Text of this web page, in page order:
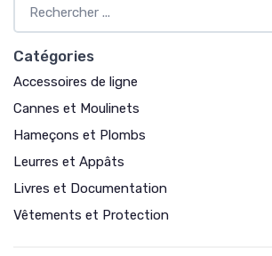
Catégories
Accessoires de ligne
Cannes et Moulinets
Hameçons et Plombs
Leurres et Appâts
Livres et Documentation
Vêtements et Protection